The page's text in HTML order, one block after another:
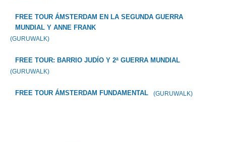
FREE TOUR ÁMSTERDAM EN LA SEGUNDA GUERRA
MUNDIAL Y ANNE FRANK
(GURUWALK)
FREE TOUR: BARRIO JUDÍO Y 2ª GUERRA MUNDIAL
(GURUWALK)
FREE TOUR ÁMSTERDAM FUNDAMENTAL (GURUWALK)